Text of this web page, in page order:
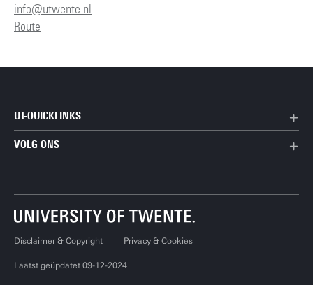
info@utwente.nl
Route
UT-QUICKLINKS
VOLG ONS
Disclaimer & Copyright Privacy & Cookies
Laatst geüpdatet 09-12-2024